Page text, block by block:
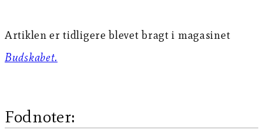
Artiklen er tidligere blevet bragt i magasinet
Budskabet.
Fodnoter: